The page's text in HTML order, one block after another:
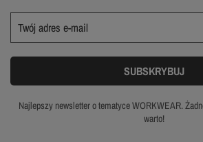
Najlepszy newsletter o tematyce WORKWEAR.
warto!